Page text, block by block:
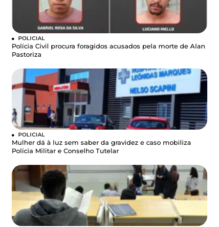
POLICIAL
Polícia Civil procura foragidos acusados pela morte de Alan
Pastoriza
POLICIAL
Mulher dá à luz sem saber da gravidez e caso mobiliza
Polícia Militar e Conselho Tutelar